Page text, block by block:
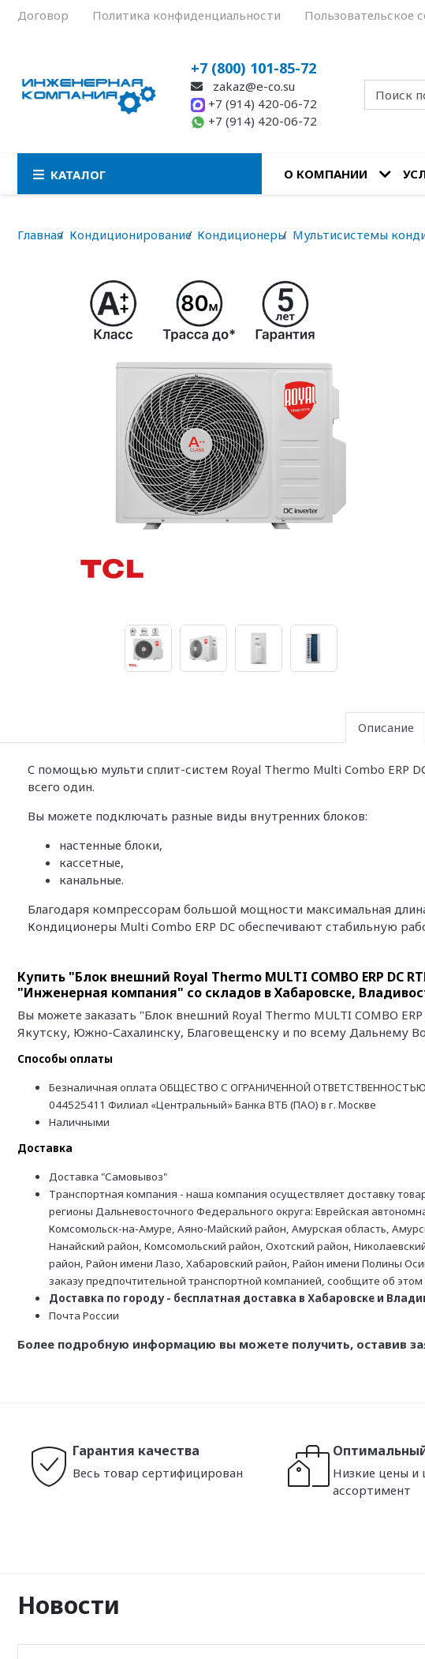
Договор Политика конфиденциальности Пользовательское
+7 (800) 101-85-72
zakaz@e-co.su
+7 (914) 420-06-72
+7 (914) 420-06-72
КАТАЛОГ О КОМПАНИИ
Главная Кондиционирование Кондиционеры Мультисистемы
Описание
C помощью мульти сплит-систем Royal Thermo Multi Combo ERP
всего один.
Вы можете подключать разные виды внутренних блоков:
настенные блоки,
кассетные,
канальные.
Благодаря компрессорам большой мощности максимальная
Кондиционеры Multi Combo ERP DC обеспечивают стабильную
Купить "Блок внешний Royal Thermo MULTI COMBO ERP DC
"Инженерная компания" со складов в Хабаровске,
Вы можете заказать "Блок внешний Royal Thermo MULTI COMBO
Якутску, Южно-Сахалинску, Благовещенску и по всему Дальнему
Способы оплаты
Безналичная оплата ОБЩЕСТВО С ОГРАНИЧЕННОЙ
044525411 Филиал «Центральный» Банка ВТБ (ПАО) в г. Москве
Наличными
Доставка
Доставка "Самовывоз"
Транспортная компания - наша компания осуществляет доставку
регионы Дальневосточного Федерального округа: Еврейская
Комсомольск-на-Амуре, Аяно-Майский район, Амурская область,
Нанайский район, Комсомольский район, Охотский район,
район, Район имени Лазо, Хабаровский район, Район имени Полины
заказу предпочтительной транспортной компанией, сообщите об
Доставка по городу - бесплатная доставка в Хабаровске и
Почта России
Более подробную информацию вы можете получить, оставив
Гарантия качества
Весь товар сертифицирован
Низкие цены и
ассортимент
Новости